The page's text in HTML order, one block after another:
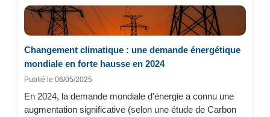
Changement climatique : une demande énergétique
mondiale en forte hausse en 2024
Publié le 06/05/2025
En 2024, la demande mondiale d'énergie a connu une
augmentation significative (selon une étude de Carbon